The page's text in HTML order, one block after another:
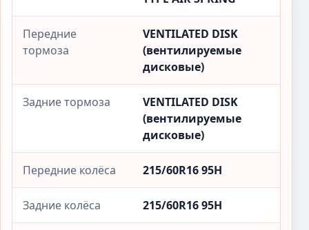
Передние
тормоза
VENTILATED DISK
(вентилируемые
дисковые)
Задние тормоза
VENTILATED DISK
(вентилируемые
дисковые)
Передние колёса 215/60R16 95H
Задние колёса 215/60R16 95H